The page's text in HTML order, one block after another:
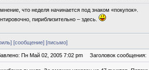
что неделя начинается под знаком «покупок».
пириблизительно – здесь.
[сообщение] [письмо]
Пн Май 02, 2005 7:02 pm Заголовок сообщения: